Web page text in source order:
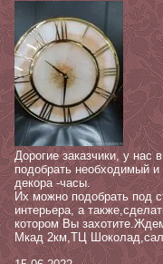
Дорогие заказчики, у нас
подобрать необходимый
декора -часы.
Их можно подобрать под
интерьера, а
котором Вы
Мкад 2км,ТЦ